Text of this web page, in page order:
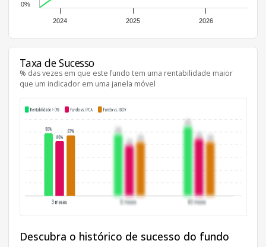
2024 2025 2026
0%
Taxa de Sucesso
% das vezes em que este fundo tem uma rentabilidade maior
que um indicador em uma janela móvel
Descubra o histórico de sucesso do fundo